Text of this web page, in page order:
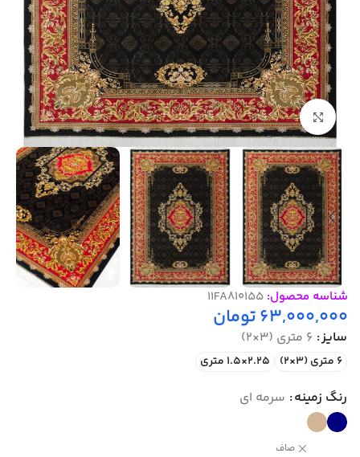
بزرگنمایی تصویر
شناسه محصول: 11FA810155
63,000,000تومان
سایز 6 متری (3×2)
6 متری (3×2) 2.25×1.5 متری
رنگ زمینه سرمه ای
صاف